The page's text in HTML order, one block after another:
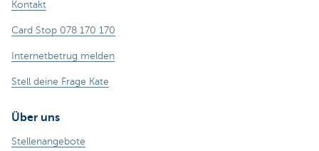
Kontakt
Card Stop 078 170 170
Internetbetrug melden
Stell deine Frage Kate
Über uns
Stellenangebote